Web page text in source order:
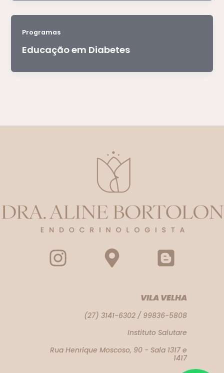
Programas
Educação em Diabetes
VILA VELHA
(27) 3141-6302 / 99836-5808
Instituto Salutare
Rua Henrique Moscoso, 90 - Sala 1317 e
1417